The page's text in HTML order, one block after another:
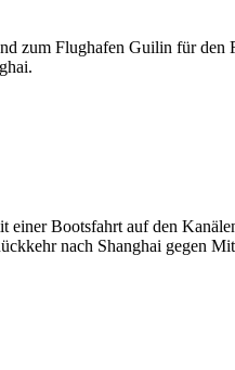
zum Flughafen Guilin für den
einer Bootsfahrt auf den
nach Shanghai gegen